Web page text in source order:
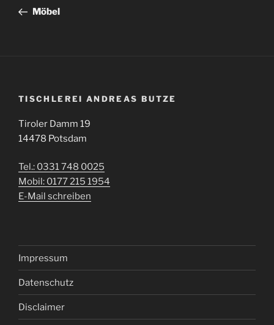
Beitrag
Möbel
TISCHLEREI ANDREAS BUTZE
Tiroler Damm 19
14478 Potsdam
Tel.: 0331 748 0025
Mobil: 0177 215 1954
E-Mail schreiben
Impressum
Datenschutz
Disclaimer